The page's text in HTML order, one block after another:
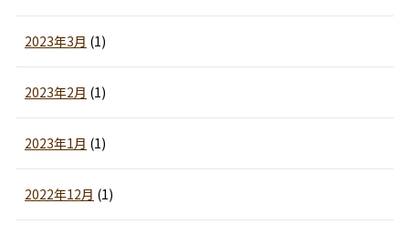
2023年3月 (1)
2023年2月 (1)
2023年1月 (1)
2022年12月 (1)